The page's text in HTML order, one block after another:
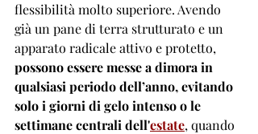
flessibilità molto superiore. Avendo
già un pane di terra strutturato e un
apparato radicale attivo e protetto,
possono essere messe a dimora in
qualsiasi periodo dell’anno, evitando
solo i giorni di gelo intenso o le
settimane centrali dell'estate, quando